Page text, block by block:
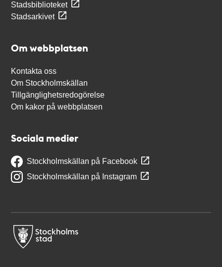
Stadsbiblioteket
Stadsarkivet
Om webbplatsen
Kontakta oss
Om Stockholmskällan
Tillgänglighetsredogörelse
Om kakor på webbplatsen
Sociala medier
Stockholmskällan på Facebook
Stockholmskällan på Instagram